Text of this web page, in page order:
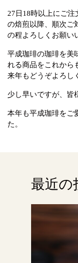
27日18時以上にご
の焙煎以降、順次ご
の程よろしくお願い
平成珈琲の珈琲を美
れる商品をこれから
来年もどうぞよろし
少し早いですが、皆
本年も平成珈琲をご
た。
最近の